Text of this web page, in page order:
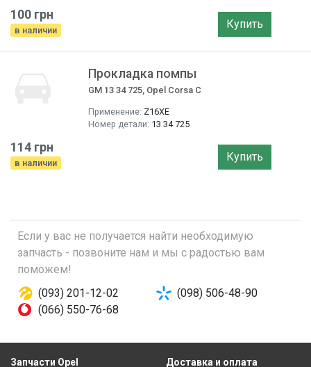
100 грн
в наличии Купить
Прокладка помпы
GM 13 34 725, Opel Corsa C
Применение: Z16XE
Номер детали: 13 34 725
114 грн
в наличии Купить
Если у вас не получается найти необходимую
запчасть - позвоните нам и мы с радостью вам
поможем!
(093) 201-12-02
(098) 506-48-90
(066) 550-76-68
Запчасти Opel Доставка и оплата